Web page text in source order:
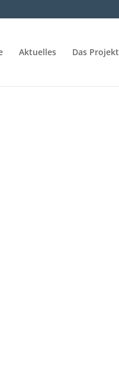
Aktuelles Das Projekt